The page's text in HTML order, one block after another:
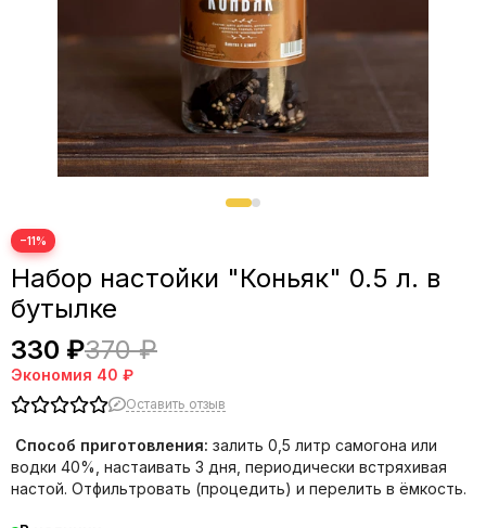
−11%
Набор настойки "Коньяк" 0.5 л. в
бутылке
330 ₽370 ₽
Экономия 40 ₽
Оставить отзыв
Способ приготовления: залить 0,5 литр самогона или
водки 40%, настаивать 3 дня, периодически встряхивая
настой. Отфильтровать (процедить) и перелить в ёмкость.